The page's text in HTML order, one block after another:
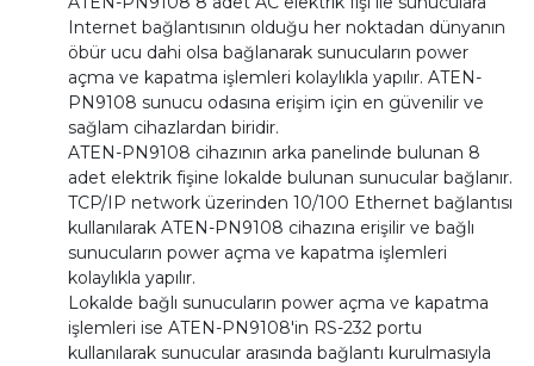
Internet bağlantısının olduğu her noktadan dünyanın
öbür ucu dahi olsa bağlanarak sunucuların power
açma ve kapatma işlemleri kolaylıkla yapılır. ATEN-
PN9108 sunucu odasına erişim için en güvenilir ve
sağlam cihazlardan biridir.
ATEN-PN9108 cihazının arka panelinde bulunan 8
adet elektrik fişine lokalde bulunan sunucular bağlanır.
TCP/IP network üzerinden 10/100 Ethernet bağlantısı
kullanılarak ATEN-PN9108 cihazına erişilir ve bağlı
sunucuların power açma ve kapatma işlemleri
kolaylıkla yapılır.
Lokalde bağlı sunucuların power açma ve kapatma
işlemleri ise ATEN-PN9108'in RS-232 portu
kullanılarak sunucular arasında bağlantı kurulmasıyla